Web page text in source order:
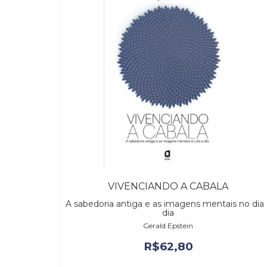
VIVENCIANDO A CABALA
A sabedoria antiga e as imagens mentais no dia
dia
Gerald Epstein
R$62,80